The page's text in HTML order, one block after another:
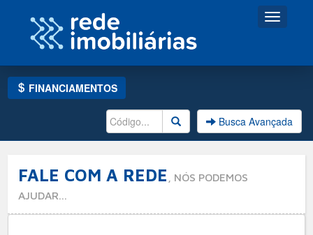
Toggle
FINANCIAMENTOS
Busca Avançada
FALE COM A REDE
, NÓS PODEMOS
AJUDAR...